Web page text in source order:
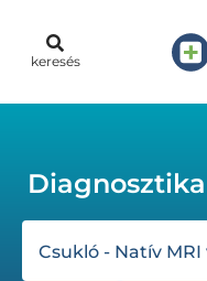
keresés
Diagnosztika
Csukló - Natív MRI